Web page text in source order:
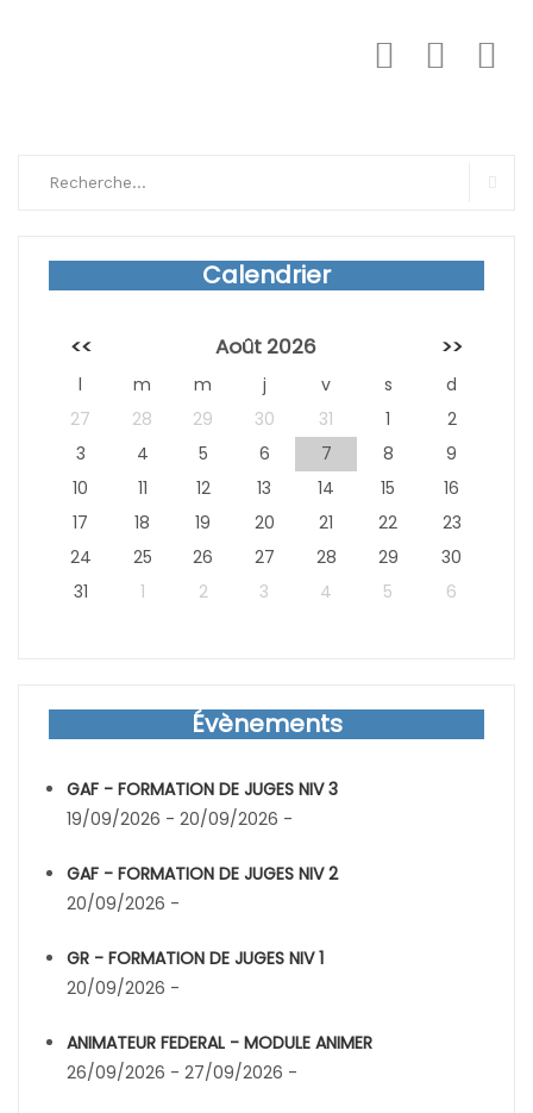
Calendrier
<< Août 2026 >>
l m m j v s
d
27
28 29 30 31 1
2
3
4 5 6 7 8
9
10
11 12 13 14 15
16
17
18 19 20 21 22
23
24
25 26 27 28 29
30
31
1 2 3 4 5 6
Évènements
GAF - FORMATION DE JUGES NIV 3
19/09/2026 - 20/09/2026 -
GAF - FORMATION DE JUGES NIV 2
20/09/2026 -
GR - FORMATION DE JUGES NIV 1
20/09/2026 -
ANIMATEUR FEDERAL - MODULE ANIMER
26/09/2026 - 27/09/2026 -